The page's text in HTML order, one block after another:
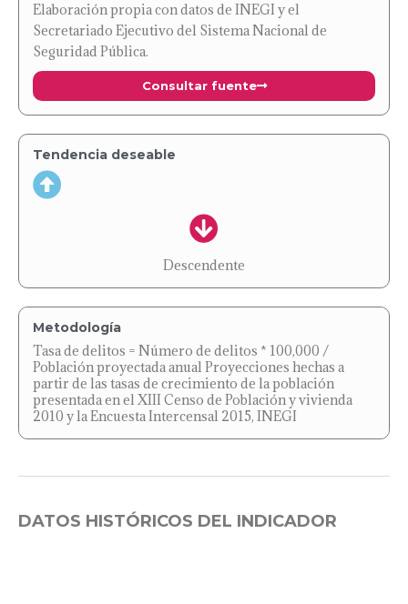
Elaboración propia con datos de INEGI y el
Secretariado Ejecutivo del Sistema Nacional de
Seguridad Pública.
Consultar fuente
Tendencia deseable
Descendente
Metodología
Tasa de delitos = Número de delitos * 100,000 /
Población proyectada anual Proyecciones hechas a
partir de las tasas de crecimiento de la población
presentada en el XIII Censo de Población y vivienda
2010 y la Encuesta Intercensal 2015, INEGI
DATOS HISTÓRICOS DEL INDICADOR